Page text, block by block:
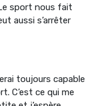
sport nous fait
aussi s’arrêter
toujours capable
C’est ce qui me